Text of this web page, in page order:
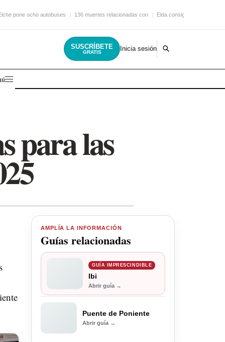
pone ocho autobuses 136 muertes relacionadas con Elda consigue una nueva
SUSCRÍBETE
GRATIS Inicia sesión
para las
AMPLÍA LA INFORMACIÓN
Guías relacionadas
GUÍA IMPRESCINDIBLE
Ibi
Abrir guía →
Puente de Poniente
Abrir guía →